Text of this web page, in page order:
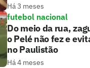
Há 3 meses
futebol nacional
Do meio da rua,
o Pelé não fez e
no Paulistão
Há 4 meses